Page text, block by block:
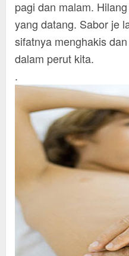
pagi dan malam.
yang datang. Sabor je
sifatnya menghakis
dalam perut kita.
.